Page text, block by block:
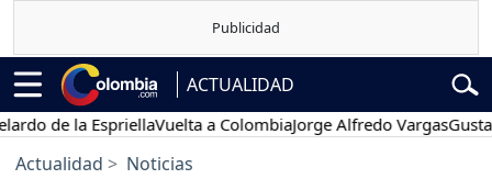
ACTUALIDAD
de la EspriellaVuelta a ColombiaJorge Alfredo VargasGustavo
Actualidad Noticias